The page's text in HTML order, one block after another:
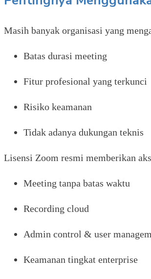
Masih banyak organisasi yang
Batas durasi meeting
Fitur profesional yang terkunci
Risiko keamanan
Tidak adanya dukungan teknis
Lisensi Zoom resmi memberikan
Meeting tanpa batas waktu
Recording cloud
Admin control & user
Keamanan tingkat enterprise